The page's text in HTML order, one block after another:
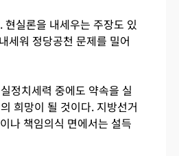
실론을 내세우는 주장도 있
세워 정당공천 문제를 밀어
정치세력 중에도 약속을 실
희망이 될 것이다. 지방선거
나 책임의식 면에서는 설득